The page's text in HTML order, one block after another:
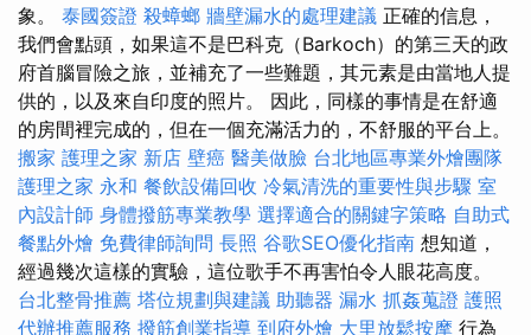
象。 泰國簽證 殺蟑螂 牆壁漏水的處理建議 正確的信息，
我們會點頭，如果這不是巴科克（Barkoch）的第三天的政
府首腦冒險之旅，並補充了一些難題，其元素是由當地人提
供的，以及來自印度的照片。 因此，同樣的事情是在舒適
的房間裡完成的，但在一個充滿活力的，不舒服的平台上。
搬家 護理之家 新店 壁癌 醫美做臉 台北地區專業外燴團隊
護理之家 永和 餐飲設備回收 冷氣清洗的重要性與步驟 室
內設計師 身體撥筋專業教學 選擇適合的關鍵字策略 自助式
餐點外燴 免費律師詢問 長照 谷歌SEO優化指南 想知道，
經過幾次這樣的實驗，這位歌手不再害怕令人眼花高度。
台北整骨推薦 塔位規劃與建議 助聽器 漏水 抓姦蒐證 護照
代辦推薦服務 撥筋創業指導 到府外燴 大里放鬆按摩 行為